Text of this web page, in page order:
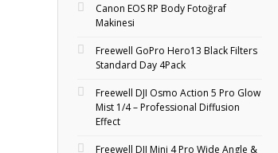
Canon EOS RP Body Fotoğraf
Makinesi
Freewell GoPro Hero13 Black Filters
Standard Day 4Pack
Freewell DJI Osmo Action 5 Pro Glow
Mist 1/4 – Professional Diffusion
Effect
Freewell DJI Mini 4 Pro Wide Angle &